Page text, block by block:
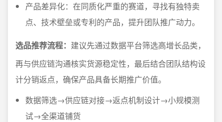
产品差异化：在同质化严重的赛道，寻找有独特卖
点、技术壁垒或专利的产品，提升团队推广动力。
选品推荐流程： 建议先通过数据平台筛选高增长品类，
再与供应链沟通核实货源稳定性，最后结合团队结构设
计分销返点，确保产品具备长期推广价值。
数据筛选→供应链对接→返点机制设计→小规模测
试→全渠道铺货